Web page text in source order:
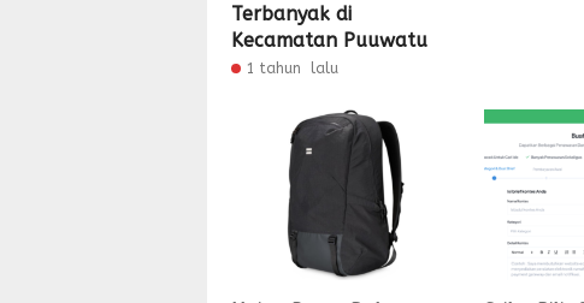
Terbanyak di
Kecamatan Puuwatu
1 tahun lalu